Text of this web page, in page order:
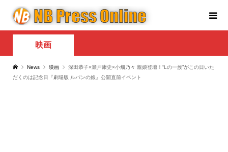
映画
News 映画
深田恭子×瀬戸康史×小畑乃々 親娘登壇！“Lの一族”がこの日いた
だくのは記念日『劇場版 ルパンの娘』公開直前イベント